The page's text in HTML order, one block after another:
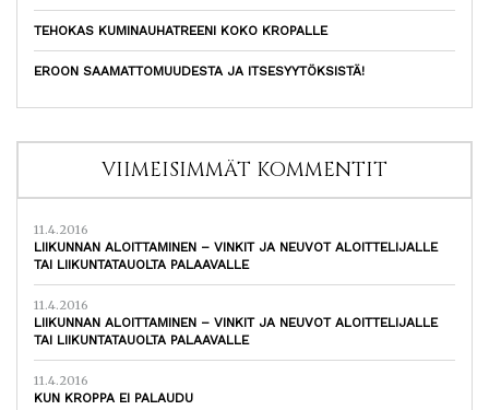
TEHOKAS KUMINAUHATREENI KOKO KROPALLE
EROON SAAMATTOMUUDESTA JA ITSESYYTÖKSISTÄ!
VIIMEISIMMÄT KOMMENTIT
11.4.2016
LIIKUNNAN ALOITTAMINEN – VINKIT JA NEUVOT ALOITTELIJALLE
TAI LIIKUNTATAUOLTA PALAAVALLE
11.4.2016
LIIKUNNAN ALOITTAMINEN – VINKIT JA NEUVOT ALOITTELIJALLE
TAI LIIKUNTATAUOLTA PALAAVALLE
11.4.2016
KUN KROPPA EI PALAUDU